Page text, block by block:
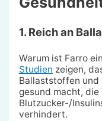
1. Reich an
Warum ist Farro
Studien zeigen,
Ballaststoffen und
gesund macht,
Blutzucker-/
verhindert.